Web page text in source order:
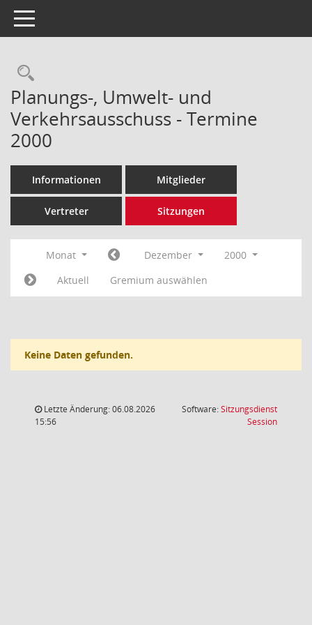
Toggle navigation
Rechercheauswahl
Planungs-, Umwelt- und
Verkehrsausschuss - Termine
2000
Informationen Mitglieder
Vertreter Sitzungen
Monat Dezember
2000
Aktuell
Gremium auswählen
Keine Daten gefunden.
Letzte Änderung: 06.08.2026
15:56
Software:Sitzungsdienst
Session(Wird in